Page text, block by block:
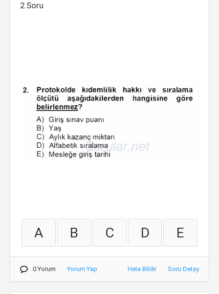
2.Soru
A B C D E
0 Yorum Yorum Yap Hata Bildir Soru Detay